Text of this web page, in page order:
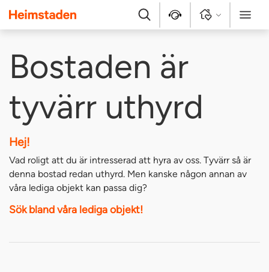
Heimstaden
Sök Kontakt Logga in Meny
Bostaden är
tyvärr uthyrd
Hej!
Vad roligt att du är intresserad att hyra av oss. Tyvärr så är
denna bostad redan uthyrd. Men kanske någon annan av
våra lediga objekt kan passa dig?
Sök bland våra lediga objekt!